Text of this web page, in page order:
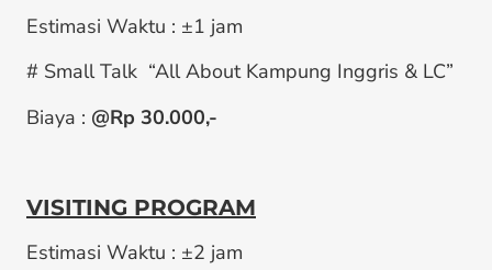
Estimasi Waktu : ±1 jam
# Small Talk “All About Kampung Inggris & LC”
Biaya : @Rp 30.000,-
VISITING PROGRAM
Estimasi Waktu : ±2 jam